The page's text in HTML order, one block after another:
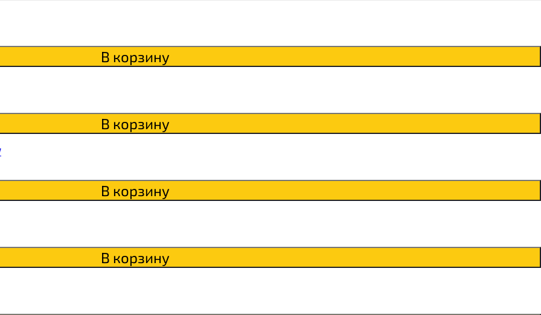
В корзину
В корзину
В корзину
В корзину